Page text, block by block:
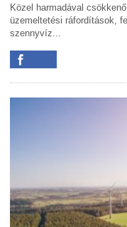
Közel harmadával
üzemeltetési ráfordítások,
szennyvíz...